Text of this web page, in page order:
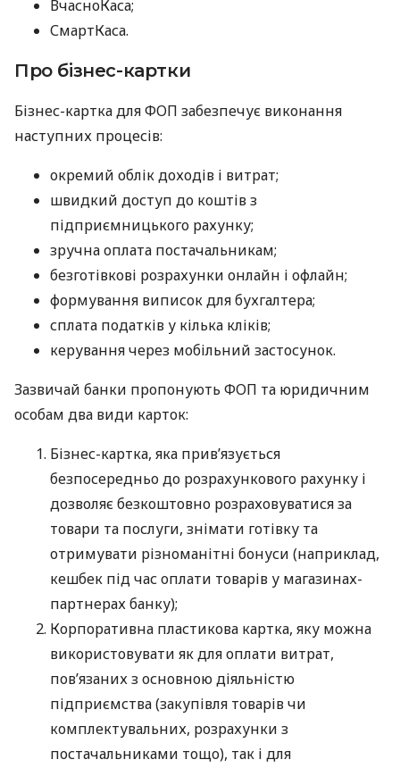
ВчасноКаса;
СмартКаса.
Про бізнес-картки
Бізнес-картка для ФОП забезпечує виконання
наступних процесів:
окремий облік доходів і витрат;
швидкий доступ до коштів з
підприємницького рахунку;
зручна оплата постачальникам;
безготівкові розрахунки онлайн і офлайн;
формування виписок для бухгалтера;
сплата податків у кілька кліків;
керування через мобільний застосунок.
Зазвичай банки пропонують ФОП та юридичним
особам два види карток:
Бізнес-картка, яка прив’язується
безпосередньо до розрахункового рахунку і
дозволяє безкоштовно розраховуватися за
товари та послуги, знімати готівку та
отримувати різноманітні бонуси (наприклад,
кешбек під час оплати товарів у магазинах-
партнерах банку);
Корпоративна пластикова картка, яку можна
використовувати як для оплати витрат,
пов’язаних з основною діяльністю
підприємства (закупівля товарів чи
комплектувальних, розрахунки з
постачальниками тощо), так і для